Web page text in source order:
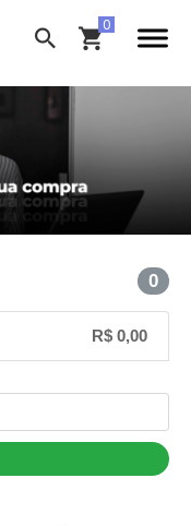
0
R$ 0,00